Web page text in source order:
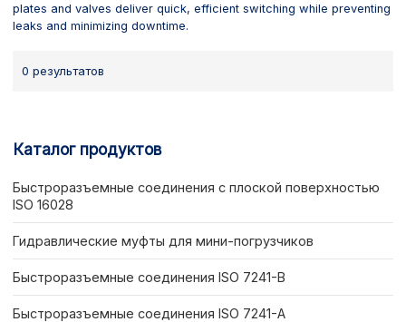
plates and valves deliver quick, efficient switching while preventing
leaks and minimizing downtime.
0 результатов
Каталог продуктов
Быстроразъемные соединения с плоской поверхностью
ISO 16028
Гидравлические муфты для мини-погрузчиков
Быстроразъемные соединения ISO 7241-B
Быстроразъемные соединения ISO 7241-A